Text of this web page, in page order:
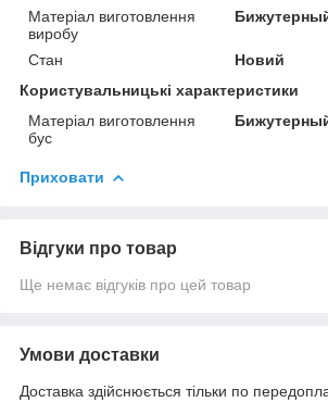
Матеріал виготовлення
виробу
Стан
Новий
Користувальницькі характеристики
Матеріал виготовлення
бус
Приховати
Відгуки про товар
Ще немає відгуків про цей товар
Умови доставки
Доставка здійснюється тільки по